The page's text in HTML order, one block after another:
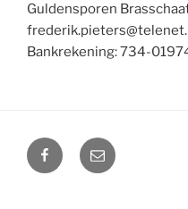
Guldensporen
Bankrekening: 734-
Facebook
E-
mail